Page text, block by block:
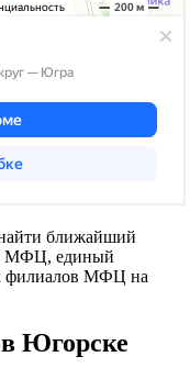
ближайший
МФЦ, единый
филиалов МФЦ на
Югорске